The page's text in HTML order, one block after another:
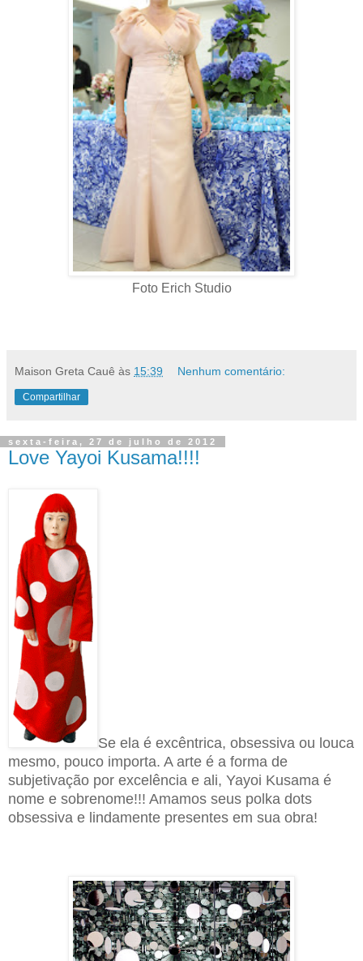
Foto Erich Studio
Maison Greta Cauê às 15:39 Nenhum comentário:
Compartilhar
sexta-feira, 27 de julho de 2012
Love Yayoi Kusama!!!!
Se ela é excêntrica, obsessiva ou louca
mesmo, pouco importa. A arte é a forma de
subjetivação por excelência e ali, Yayoi Kusama é
nome e sobrenome!!! Amamos seus polka dots
obsessiva e lindamente presentes em sua obra!